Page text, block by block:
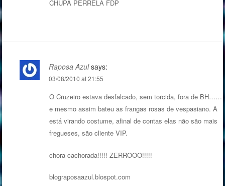
CHUPA PERRELA FDP
Raposa Azul says:
03/08/2010 at 21:55
O Cruzeiro estava desfalcado, sem torcida, fora de BH……
e mesmo assim bateu as frangas rosas de vespasiano. A
está virando costume, afinal de contas elas não são mais
fregueses, são cliente VIP.
chora cachorada!!!!! ZERROOO!!!!!
blograposaazul.blospot.com